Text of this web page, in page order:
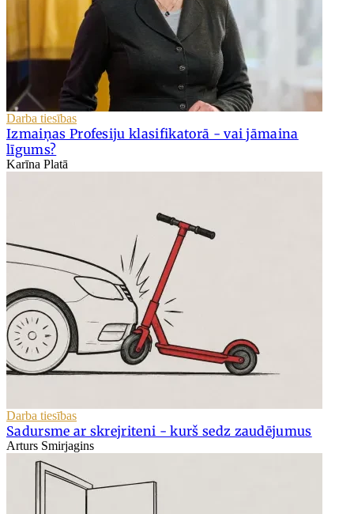
Darba tiesības
Izmaiņas Profesiju klasifikatorā - vai jāmaina
līgums?
Karīna Platā
Darba tiesības
Sadursme ar skrejriteni - kurš sedz zaudējumus
Arturs Smirjagins